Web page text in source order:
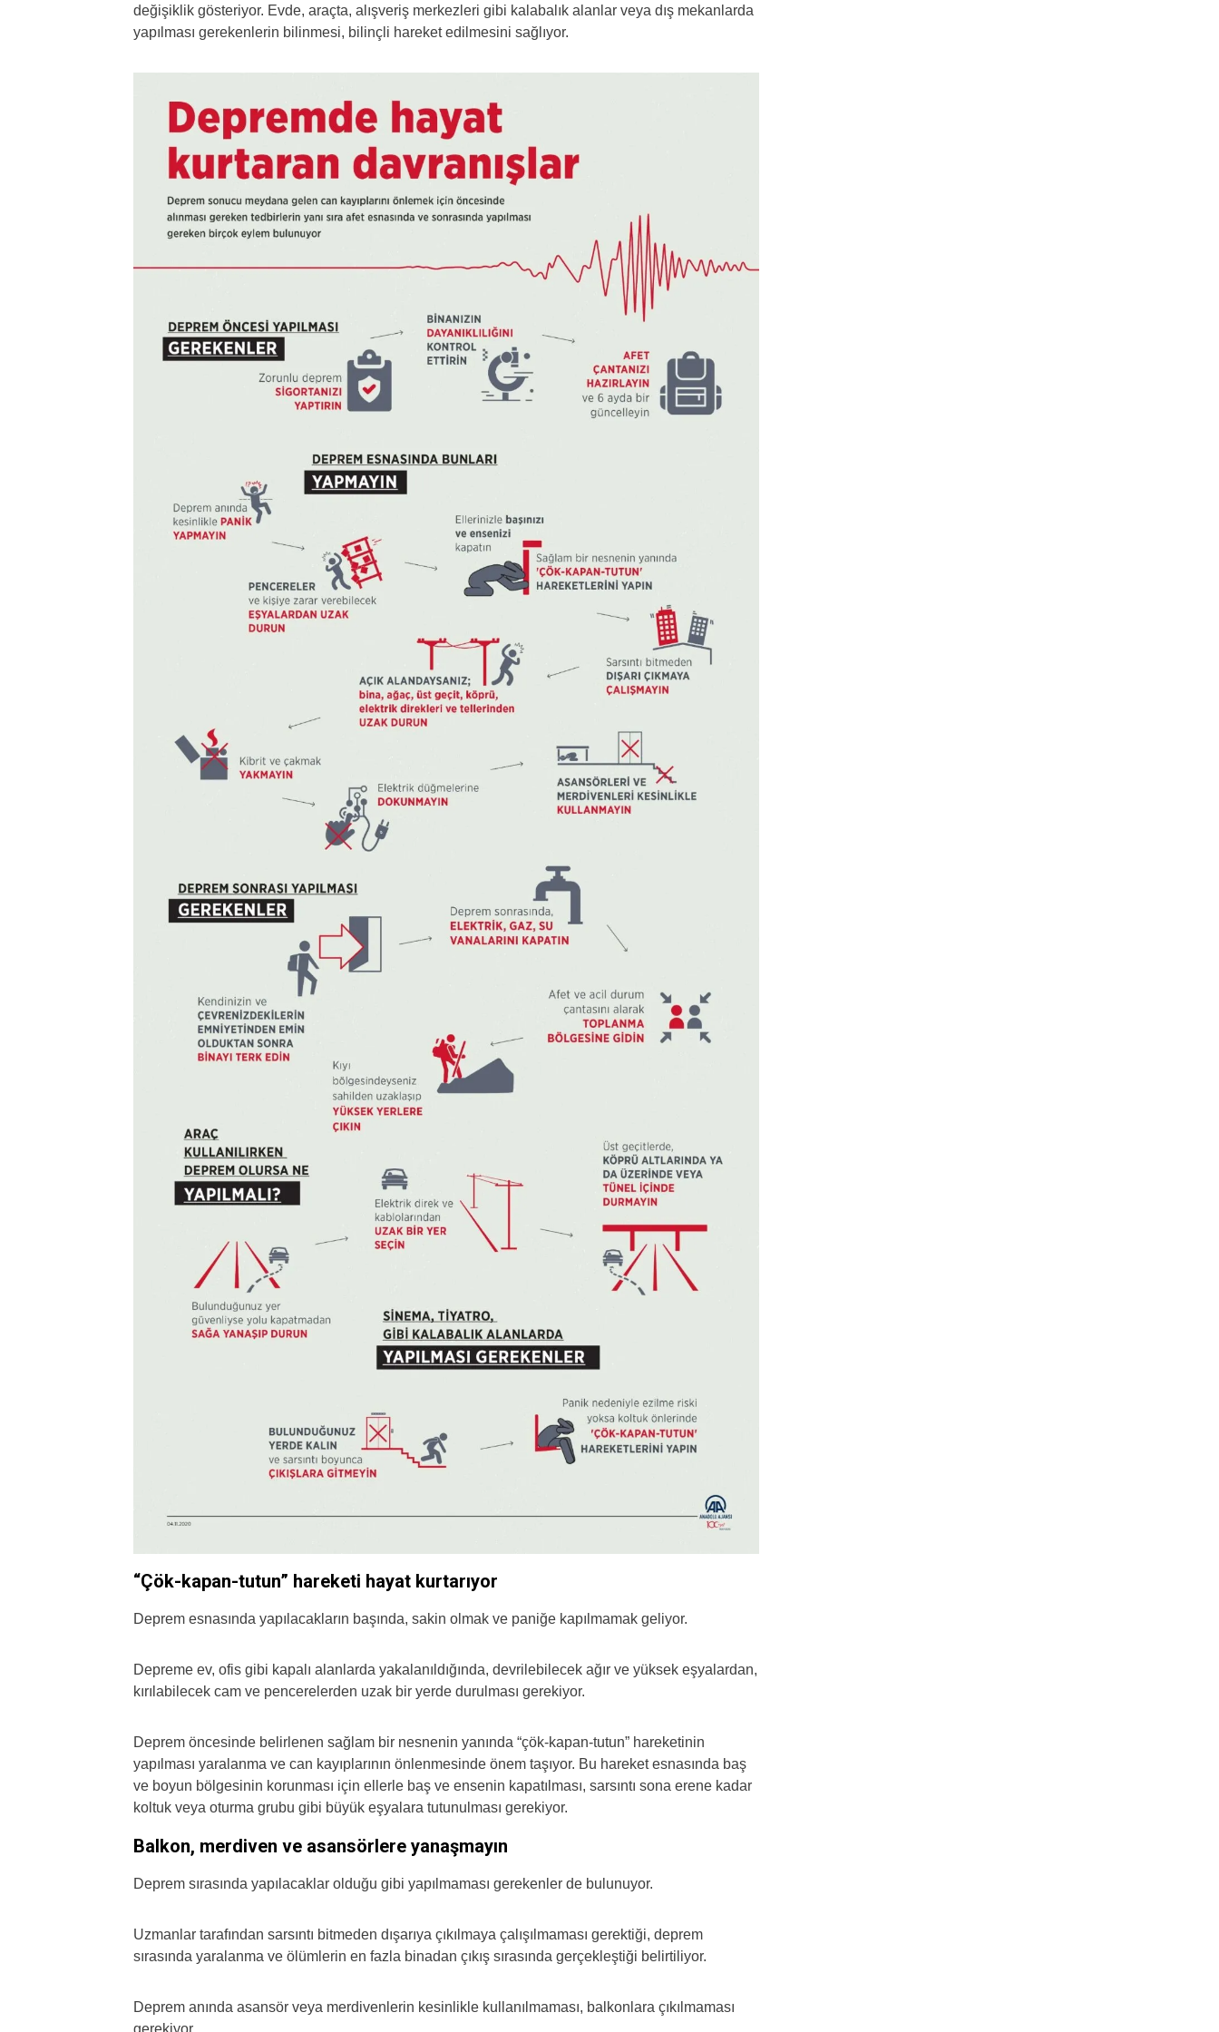
değişiklik gösteriyor. Evde, araçta, alışveriş merkezleri gibi kalabalık alanlar veya dış mekanlarda
yapılması gerekenlerin bilinmesi, bilinçli hareket edilmesini sağlıyor.
“Çök-kapan-tutun” hareketi hayat kurtarıyor
Deprem esnasında yapılacakların başında, sakin olmak ve paniğe kapılmamak geliyor.
Depreme ev, ofis gibi kapalı alanlarda yakalanıldığında, devrilebilecek ağır ve yüksek eşyalardan,
kırılabilecek cam ve pencerelerden uzak bir yerde durulması gerekiyor.
Deprem öncesinde belirlenen sağlam bir nesnenin yanında “çök-kapan-tutun” hareketinin
yapılması yaralanma ve can kayıplarının önlenmesinde önem taşıyor. Bu hareket esnasında baş
ve boyun bölgesinin korunması için ellerle baş ve ensenin kapatılması, sarsıntı sona erene kadar
koltuk veya oturma grubu gibi büyük eşyalara tutunulması gerekiyor.
Balkon, merdiven ve asansörlere yanaşmayın
Deprem sırasında yapılacaklar olduğu gibi yapılmaması gerekenler de bulunuyor.
Uzmanlar tarafından sarsıntı bitmeden dışarıya çıkılmaya çalışılmaması gerektiği, deprem
sırasında yaralanma ve ölümlerin en fazla binadan çıkış sırasında gerçekleştiği belirtiliyor.
Deprem anında asansör veya merdivenlerin kesinlikle kullanılmaması, balkonlara çıkılmaması
gerekiyor.